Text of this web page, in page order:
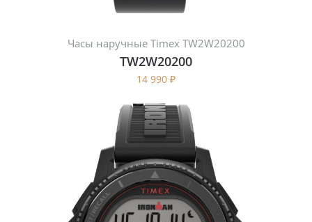
Часы наручные Timex TW2W20200
TW2W20200
14 990 ₽